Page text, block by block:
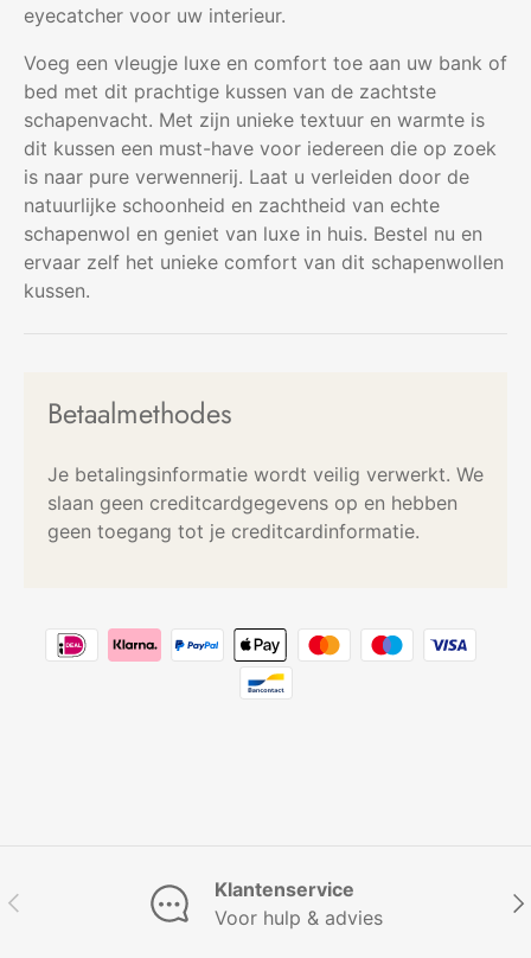
eyecatcher voor uw interieur.
Voeg een vleugje luxe en comfort toe aan uw bank of
bed met dit prachtige kussen van de zachtste
schapenvacht. Met zijn unieke textuur en warmte is
dit kussen een must-have voor iedereen die op zoek
is naar pure verwennerij. Laat u verleiden door de
natuurlijke schoonheid en zachtheid van echte
schapenwol en geniet van luxe in huis. Bestel nu en
ervaar zelf het unieke comfort van dit schapenwollen
kussen.
Betaalmethodes
Je betalingsinformatie wordt veilig verwerkt. We
slaan geen creditcardgegevens op en hebben
geen toegang tot je creditcardinformatie.
Vorige
Klantenservice
Voor hulp & advies